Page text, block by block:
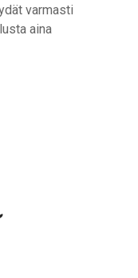
varmasti
aina